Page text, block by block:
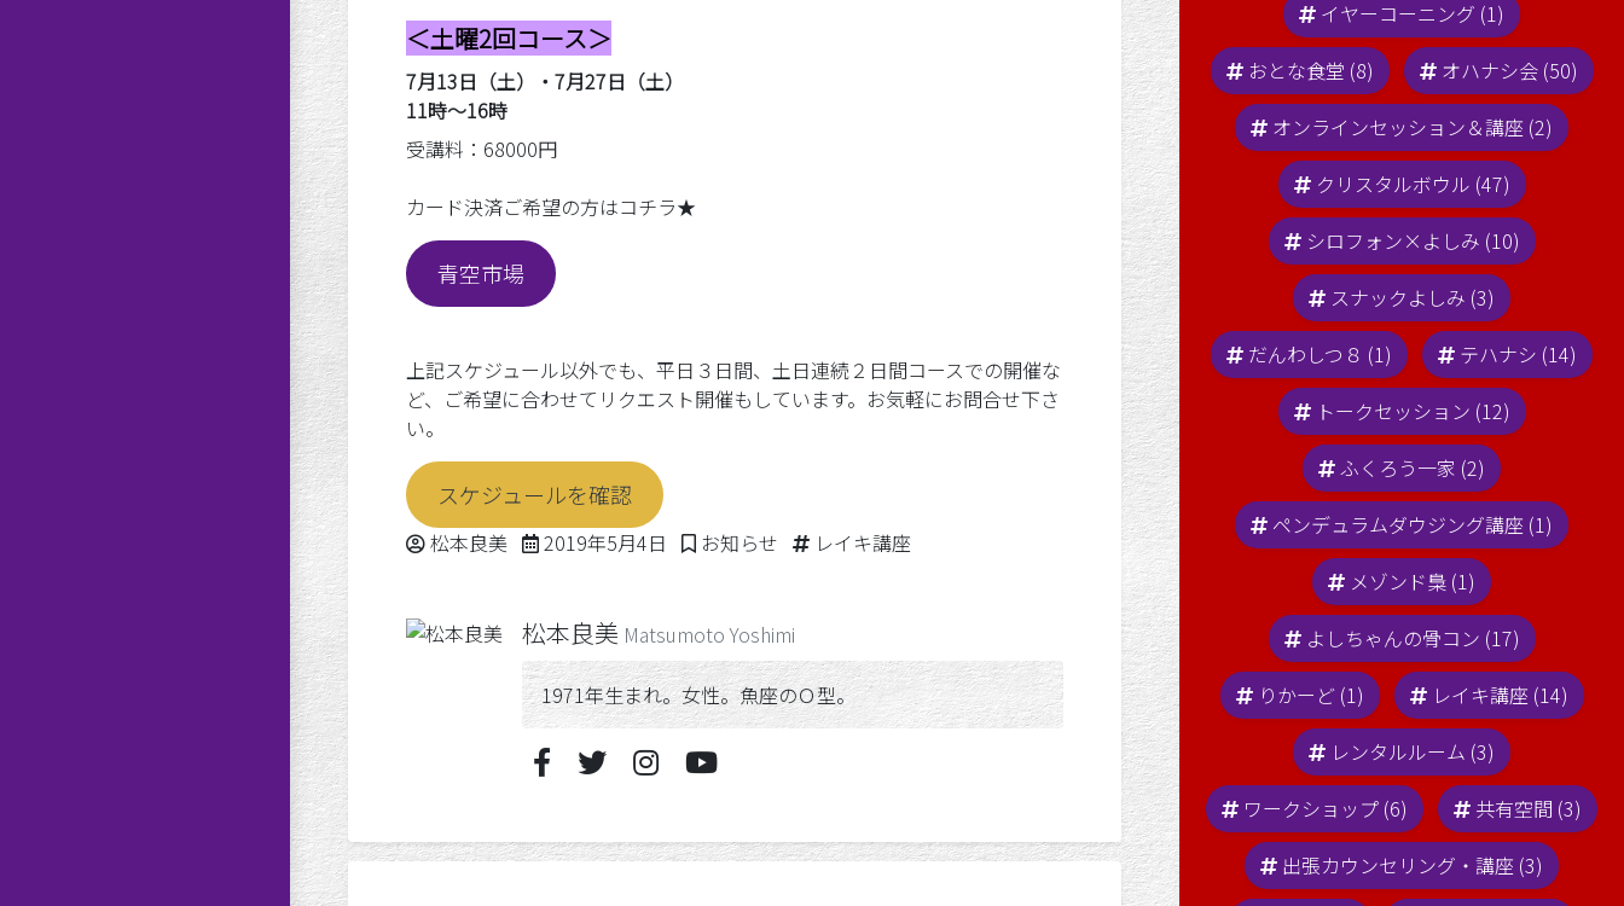
＜土曜2回コース＞
7月13日（土）・7月27日（土）
11時～16時
受講料：68000円
カード決済ご希望の方はコチラ★
青空市場
上記スケジュール以外でも、平日３日間、土日連続２日間コースでの開催な
ど、ご希望に合わせてリクエスト開催もしています。お気軽にお問合せ下さ
い。
スケジュールを確認
Posted by
松本良美 2019年5月4日 2020年4月14日
Posted in
お知らせ Tags:
レイキ講座
松本良美 Matsumoto Yoshimi
1971年生まれ。女性。魚座のＯ型。
イヤーコーニング (1)
おとな食堂 (8)
オハナシ会 (50)
オンラインセッション＆講座 (2)
クリスタルボウル (47)
シロフォン×よしみ (10)
スナックよしみ (3)
だんわしつ８ (1)
テハナシ (14)
トークセッション (12)
ふくろう一家 (2)
ペンデュラムダウジング講座 (1)
メゾンド梟 (1)
よしちゃんの骨コン (17)
りかーど (1)
レイキ講座 (14)
レンタルルーム (3)
ワークショップ (6)
共有空間 (3)
出張カウンセリング・講座 (3)